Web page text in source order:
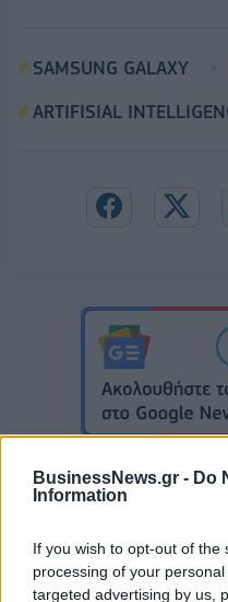
BusinessNews.gr - Do
Information
If you wish to opt-out of
processing of your
targeted advertising by us,
SAMSUNG GALAXY
ARTIFISIAL
Εθνική Παίδων: Πρεμιέρα στο
(live stream)